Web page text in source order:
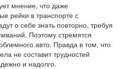
мнение, что даже
рейки в транспорте с
о себе знать повторно, требуя
Поэтому стремятся
авто. Правда в том, что
не составит трудностей
и надолго.